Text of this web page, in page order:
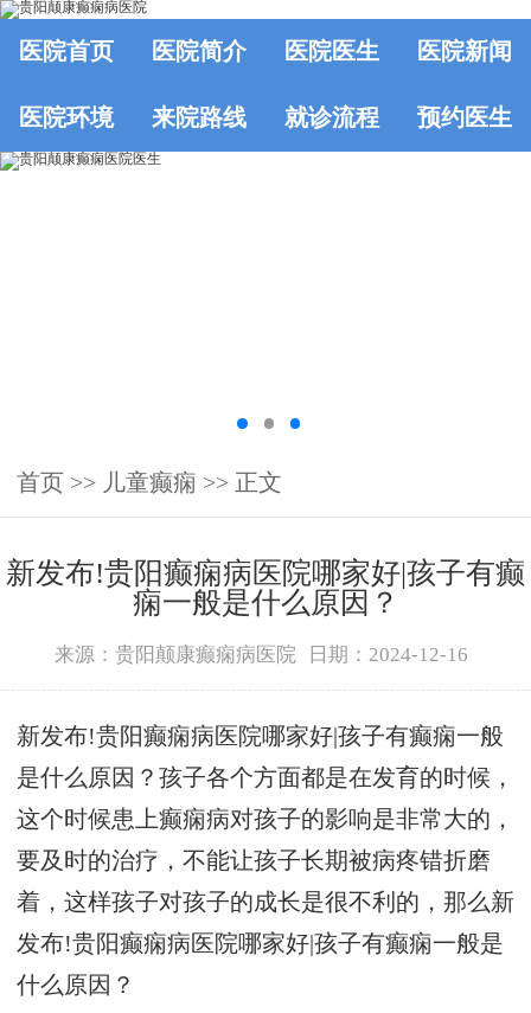
医院首页 医院简介 医院医生 医院新闻
医院环境 来院路线 就诊流程 预约医生
首页 >> 儿童癫痫 >> 正文
新发布!贵阳癫痫病医院哪家好|孩子有癫
痫一般是什么原因？
来源：贵阳颠康癫痫病医院 日期：2024-12-16
新发布!贵阳癫痫病医院哪家好|孩子有癫痫一般
是什么原因？孩子各个方面都是在发育的时候，
这个时候患上癫痫病对孩子的影响是非常大的，
要及时的治疗，不能让孩子长期被病疼错折磨
着，这样孩子对孩子的成长是很不利的，那么新
发布!贵阳癫痫病医院哪家好|孩子有癫痫一般是
什么原因？